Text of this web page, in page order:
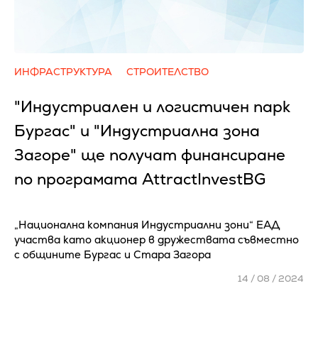
ИНФРАСТРУКТУРА СТРОИТЕЛСТВО
"Индустриален и логистичен парк
Бургас" и "Индустриална зона
Загоре" ще получат финансиране
по програмата AttractInvestBG
„Национална компания Индустриални зони“ ЕАД
участва като акционер в дружествата съвместно
с общините Бургас и Стара Загора
14 / 08 / 2024